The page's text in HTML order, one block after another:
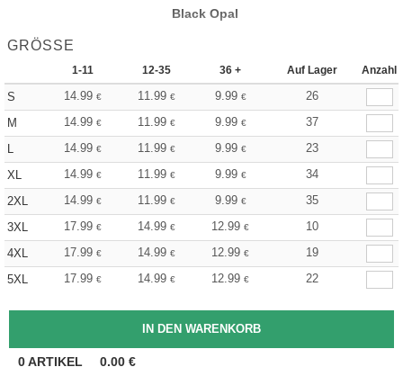
Black Opal
GRÖSSE
1-11 12-35 36 + Auf Lager Anzahl
S 14.99 € 11.99 € 9.99 €
26
M
14.99 € 11.99 € 9.99 €
37
L
14.99 € 11.99 € 9.99 €
23
XL
14.99 € 11.99 € 9.99 €
34
2XL
14.99 € 11.99 € 9.99 €
35
3XL
17.99 € 14.99 € 12.99 €
10
4XL
17.99 € 14.99 € 12.99 €
19
5XL
17.99 € 14.99 € 12.99 € 22
0ARTIKEL 0.00 €